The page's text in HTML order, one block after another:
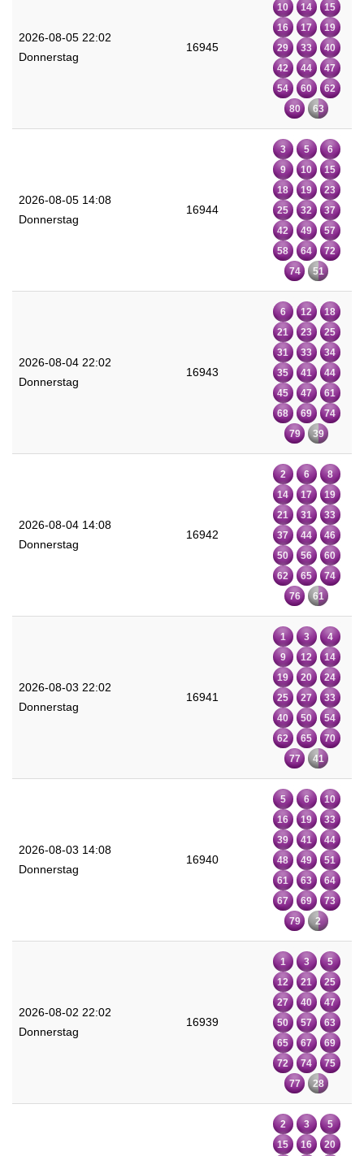
2026-08-05 22:02
Donnerstag
16945
10
14
15
16
17
19
29
33
40
42
44
47
54
60
62
80
63
2026-08-05 14:08
Donnerstag
16944
3 5
6
9
10
15
18
19
23
25
32
37
42
49
57
58
64
72
74
51
2026-08-04 22:02
Donnerstag
16943
6 12
18
21
23
25
31
33
34
35
41
44
45
47
61
68
69
74
79
39
2026-08-04 14:08
Donnerstag
16942
2 6
8
14
17
19
21
31
33
37
44
46
50
56
60
62
65
74
76
61
2026-08-03 22:02
Donnerstag
16941
1 3
4
9
12
14
19
20
24
25
27
33
40
50
54
62
65
70
77
41
2026-08-03 14:08
Donnerstag
16940
5 6
10
16
19
33
39
41
44
48
49
51
61
63
64
67
69
73
79
2
2026-08-02 22:02
Donnerstag
16939
1 3
5
12
21
25
27
40
47
50
57
63
65
67
69
72
74
75
77
28
2 3
5
15
16 20